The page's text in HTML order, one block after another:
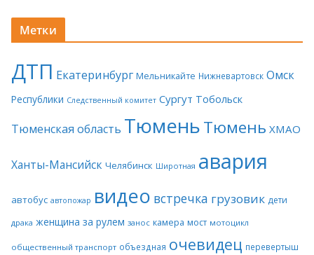
Метки
ДТП Екатеринбург Мельникайте Нижневартовск Омск
Республики Следственный комитет Сургут Тобольск
Тюменская область ТюменьТюмень ХМАО
Ханты-Мансийск Челябинск Широтная авария
автобус автопожар видео встречка грузовик дети
драка женщина за рулем занос камера мост мотоцикл
общественный транспорт объездная очевидец перевертыш